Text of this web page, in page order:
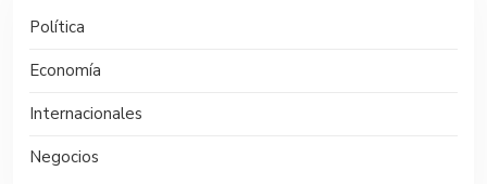
Política
Economía
Internacionales
Negocios